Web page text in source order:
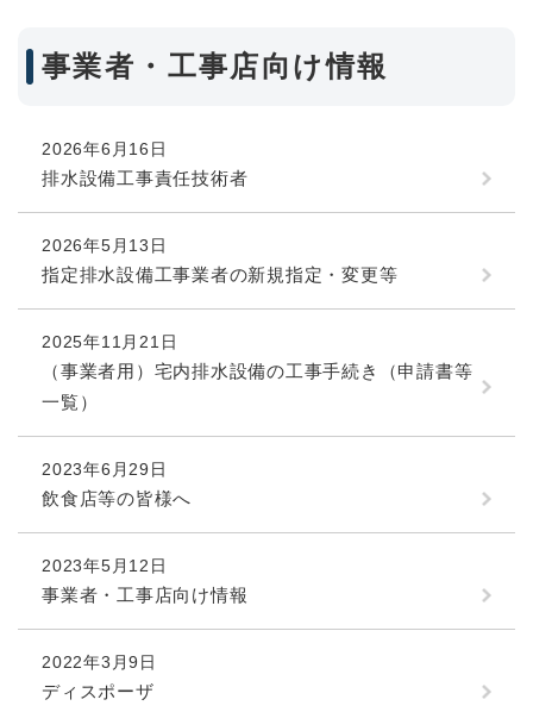
事業者・工事店向け情報
2026年6月16日
排水設備工事責任技術者
2026年5月13日
指定排水設備工事業者の新規指定・変更等
2025年11月21日
（事業者用）宅内排水設備の工事手続き（申請書等
一覧）
2023年6月29日
飲食店等の皆様へ
2023年5月12日
事業者・工事店向け情報
2022年3月9日
ディスポーザ